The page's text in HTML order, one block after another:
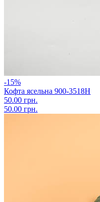
-15%
Кофта ясельна 900-3518Н
50.00 грн.
50.00 грн.